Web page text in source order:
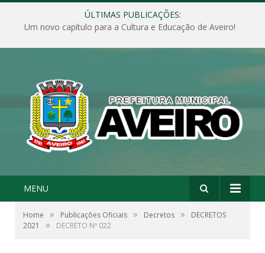
ÚLTIMAS PUBLICAÇÕES:
Um novo capítulo para a Cultura e Educação de Aveiro!
MENU
Home » Publicações Oficiais » Decretos »
DECRETOS
2021
» DECRETO Nº 022